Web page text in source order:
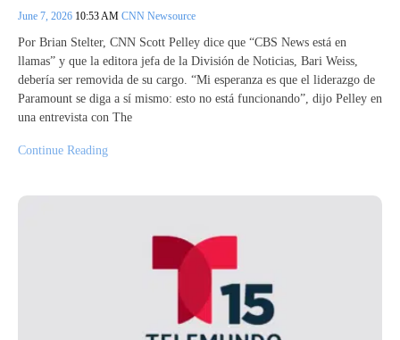
June 7, 2026 10:53 AM CNN Newsource
Por Brian Stelter, CNN Scott Pelley dice que “CBS News está en
llamas” y que la editora jefa de la División de Noticias, Bari Weiss,
debería ser removida de su cargo. “Mi esperanza es que el liderazgo de
Paramount se diga a sí mismo: esto no está funcionando”, dijo Pelley en
una entrevista con The
Continue Reading